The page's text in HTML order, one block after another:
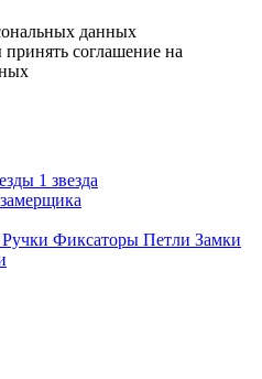
данных
соглашение на
1 звезда
Ручки Фиксаторы Петли Замки